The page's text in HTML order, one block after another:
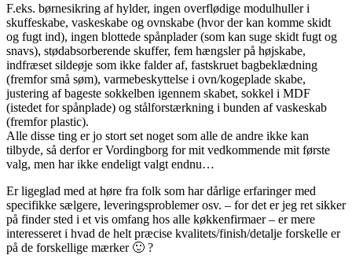
F.eks. børnesikring af hylder, ingen overflødige modulhuller i
skuffeskabe, vaskeskabe og ovnskabe (hvor der kan komme skidt
og fugt ind), ingen blottede spånplader (som kan suge skidt fugt og
snavs), stødabsorberende skuffer, fem hængsler på højskabe,
indfræset sildeøje som ikke falder af, fastskruet bagbeklædning
(fremfor små søm), varmebeskyttelse i ovn/kogeplade skabe,
justering af bageste sokkelben igennem skabet, sokkel i MDF
(istedet for spånplade) og stålforstærkning i bunden af vaskeskab
(fremfor plastic).
Alle disse ting er jo stort set noget som alle de andre ikke kan
tilbyde, så derfor er Vordingborg for mit vedkommende mit første
valg, men har ikke endeligt valgt endnu…
Er ligeglad med at høre fra folk som har dårlige erfaringer med
specifikke sælgere, leveringsproblemer osv. – for det er jeg ret sikker
på finder sted i et vis omfang hos alle køkkenfirmaer – er mere
interesseret i hvad de helt præcise kvalitets/finish/detalje forskelle er
på de forskellige mærker 🙂 ?